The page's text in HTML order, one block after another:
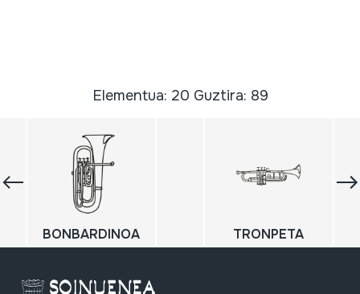
Elementua: 20 Guztira: 89
BONBARDINOA TRONPETA